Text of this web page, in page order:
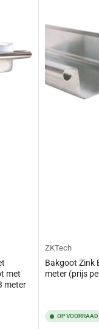
met
meter
ZKTech
Bakgoot Zink
meter (prijs
OP VOORRAAD